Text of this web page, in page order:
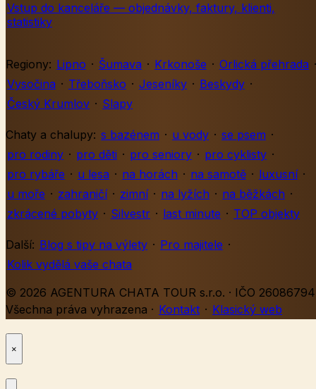
Vstup do kanceláře — objednávky, faktury, klienti,
statistiky
Regiony: Lipno · Šumava · Krkonoše · Orlická přehrada ·
Vysočina · Třeboňsko · Jeseníky · Beskydy ·
Český Krumlov · Slapy
Chaty a chalupy: s bazénem · u vody · se psem ·
pro rodiny · pro děti · pro seniory · pro cyklisty ·
pro rybáře · u lesa · na horách · na samotě · luxusní ·
u moře · zahraničí · zimní · na lyžích · na běžkách ·
zkrácené pobyty · Silvestr · last minute · TOP objekty
Další: Blog s tipy na výlety · Pro majitele ·
Kolik vydělá vaše chata
© 2026 AGENTURA CHATA TOUR s.r.o. · IČO 26086794
Všechna práva vyhrazena · Kontakt · Klasický web
×